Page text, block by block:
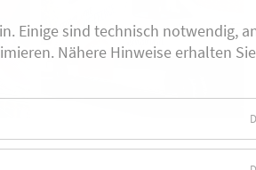
Einige sind technisch notwendig,
Nähere Hinweise erhalten